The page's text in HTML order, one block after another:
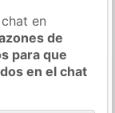
en
de
para que
en el chat